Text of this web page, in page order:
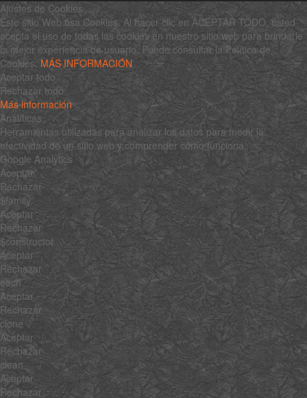
Ajustes de Cookies
Este sitio Web usa Cookies. Al hacer clic en ACEPTAR TODO, usted
acepta el uso de todas las cookies en nuestro sitio web para brindarle
la mejor experiencia de usuario. Puede consultar la Política de
Cookies: MÁS INFORMACIÓN
Aceptar todo
Rechazar todo
Más información
Analíticas
Herramientas utilizadas para analizar los datos para medir la
efectividad de un sitio web y comprender cómo funciona.
Google Analytics
Aceptar
Rechazar
$family
Aceptar
Rechazar
$constructor
Aceptar
Rechazar
each
Aceptar
Rechazar
clone
Aceptar
Rechazar
clean
Aceptar
Rechazar